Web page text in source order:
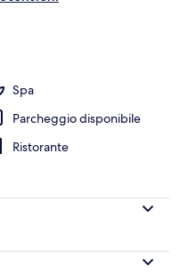
Spa
Parcheggio disponibile
Ristorante